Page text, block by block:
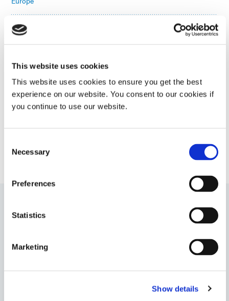
This website uses cookies
This website uses cookies to ensure you get the best
experience on our website. You consent to our cookies if
you continue to use our website.
Selection
Necessary
Preferences
Statistics
Marketing
Show details
HLC-M-1000
lumière UV/visible et présente une
secondaire par humidité/contact
pour un polymérisation rapide à la
lumière et dans l'obscurité.
1184-M-B
verre est idéal pour dissimuler et protéger les circuits